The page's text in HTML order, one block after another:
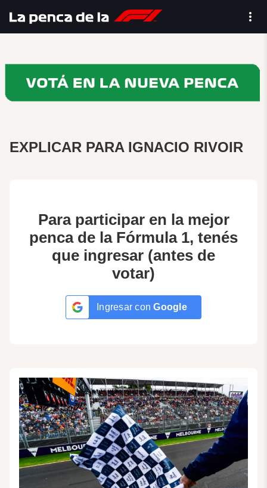
EXPLICAR PARA IGNACIO RIVOIR
Para participar en la mejor
penca de la Fórmula 1, tenés
que ingresar (antes de
votar)
Ingresar conGoogle